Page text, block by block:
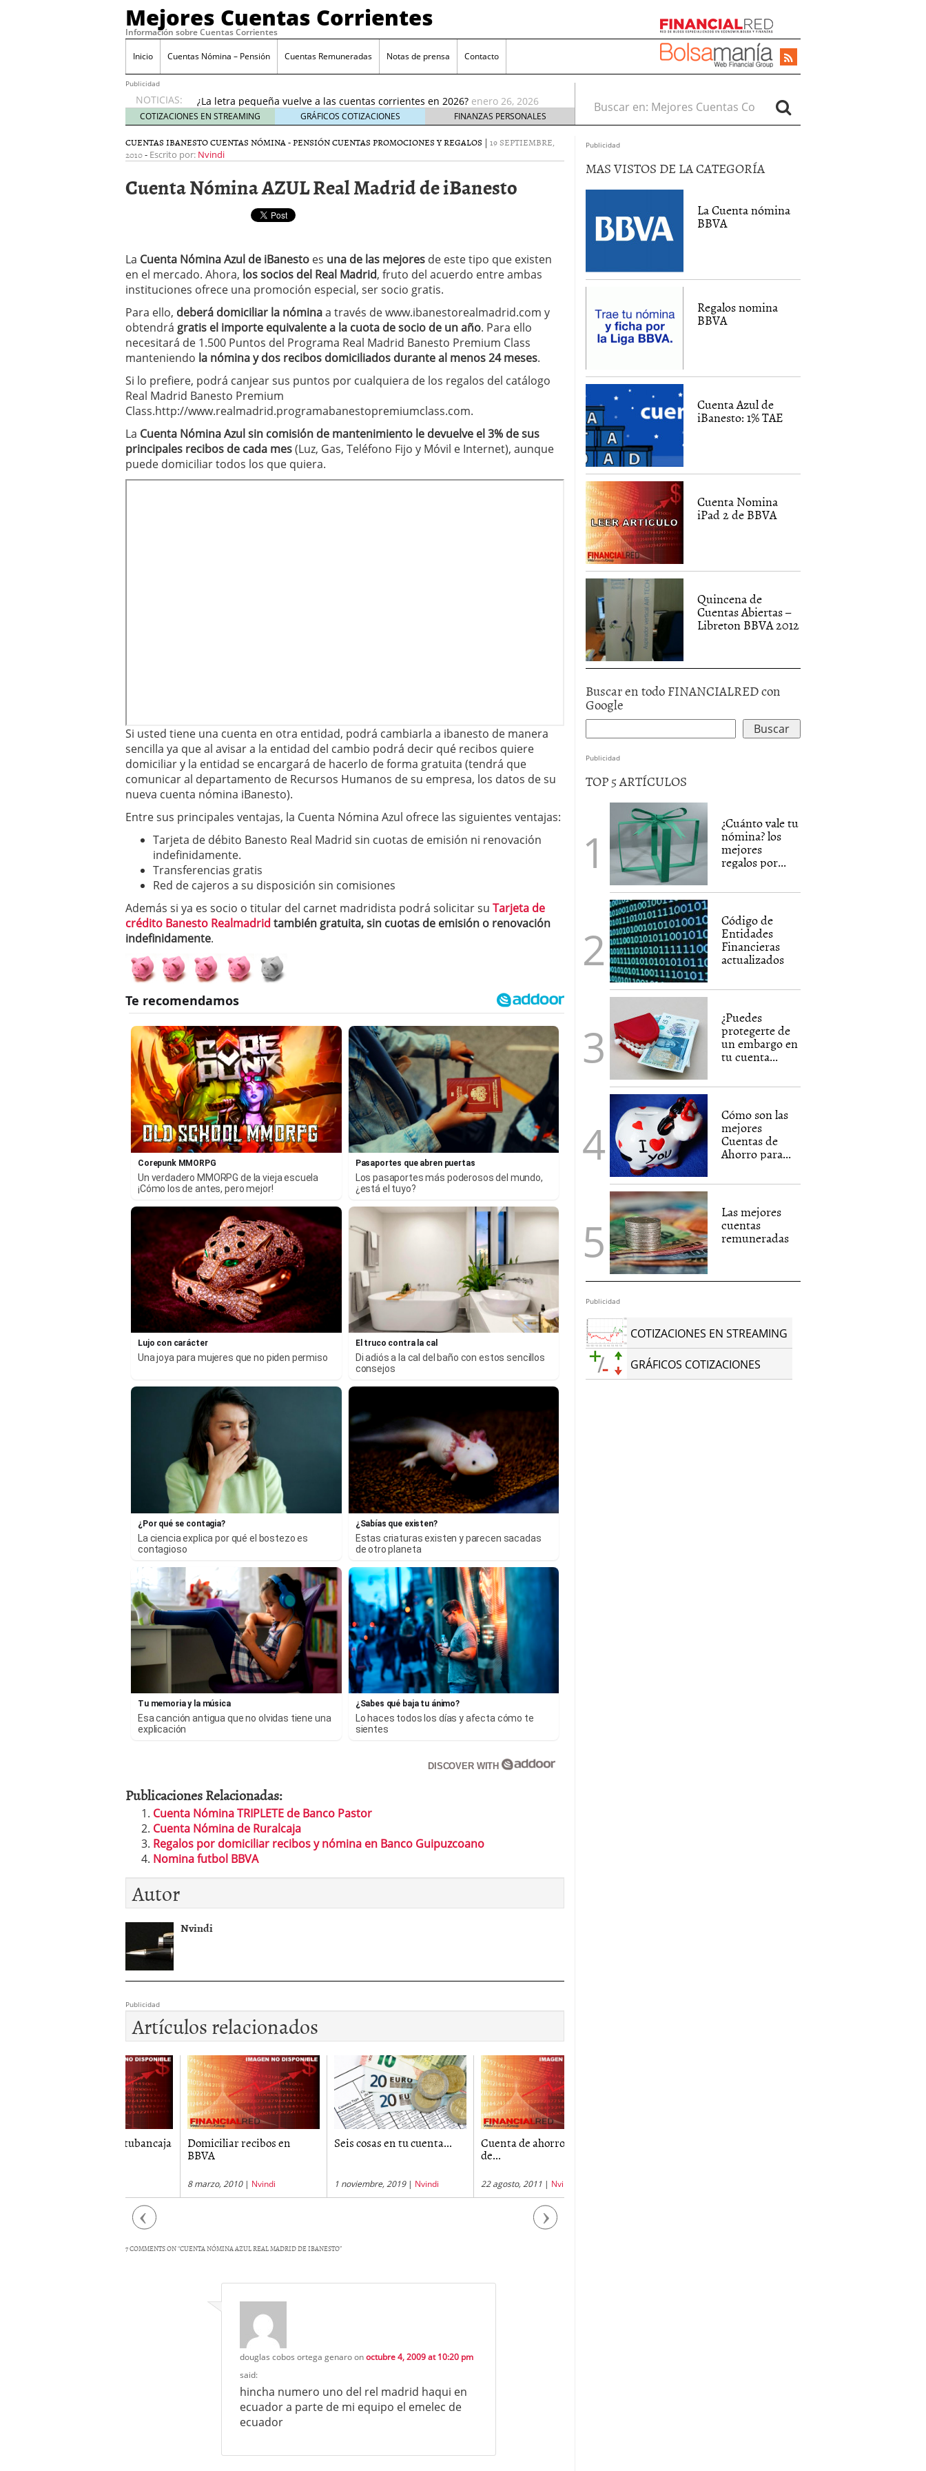
Mejores Cuentas Corrientes
Información sobre Cuentas Corrientes
Inicio Cuentas Nómina – Pensión Cuentas Remuneradas Notas de prensa Contacto
Publicidad
NOTICIAS:
¿La letra pequeña vuelve a las cuentas corrientes en 2026? enero 26, 2026
Checklist para evaluar cuentas corrientes antes de abrir una nueva enero
21, 2026
Cuenta remunerada vs cuenta estándar: ¿cuál elegir? enero 17, 2026
El perfil del usuario que elige cuentas sin comisiones crece entre los
Banco Sabadell anuncia reducción de remuneración en su cuenta online
¿La letra pequeña vuelve a las cuentas corrientes en 2026?
COTIZACIONES EN STREAMING GRÁFICOS COTIZACIONES FINANZAS PERSONALES
Buscar en:
CUENTAS IBANESTOCUENTAS NÓMINA - PENSIÓNCUENTAS PROMOCIONES Y REGALOS | 19 SEPTIEMBRE,
2010- Escrito por: Nvindi
Cuenta Nómina AZUL Real Madrid de iBanesto
La Cuenta Nómina Azul de iBanesto es una de las mejores de este tipo que existen
en el mercado. Ahora, los socios del Real Madrid, fruto del acuerdo entre ambas
instituciones ofrece una promoción especial, ser socio gratis.
Para ello, deberá domiciliar la nóminaa través de www.ibanestorealmadrid.com y
obtendrá gratis el importe equivalente a la cuota de socio de un año. Para ello
necesitará de 1.500 Puntos del Programa Real Madrid Banesto Premium Class
manteniendo la nómina y dos recibos domiciliados durante al menos 24 meses.
Si lo prefiere, podrá canjear sus puntos por cualquiera de los regalos del catálogo
Real Madrid Banesto Premium
Class.http://www.realmadrid.programabanestopremiumclass.com.
La Cuenta Nómina Azul sin comisión de mantenimiento le devuelve el 3% de sus
principales recibos de cada mes(Luz, Gas, Teléfono Fijo y Móvil e Internet), aunque
puede domiciliar todos los que quiera.
Si usted tiene una cuenta en otra entidad, podrá cambiarla a ibanesto de manera
sencilla ya que al avisar a la entidad del cambio podrá decir qué recibos quiere
domiciliar y la entidad se encargará de hacerlo de forma gratuita (tendrá que
comunicar al departamento de Recursos Humanos de su empresa, los datos de su
nueva cuenta nómina iBanesto).
Entre sus principales ventajas, la Cuenta Nómina Azul ofrece las siguientes ventajas:
Tarjeta de débito Banesto Real Madrid sin cuotas de emisión ni renovación
indefinidamente.
Transferencias gratis
Red de cajeros a su disposición sin comisiones
Además si ya es socio o titular del carnet madridista podrá solicitar su Tarjeta de
crédito Banesto Realmadrid también gratuita, sin cuotas de emisión o renovación
indefinidamente.
Corepunk MMORPG
Un verdadero MMORPG de la vieja escuela
¡Cómo los de antes, pero mejor!
Pasaportes que abren puertas
Los pasaportes más poderosos del mundo,
¿está el tuyo?
Lujo con carácter
Una joya para mujeres que no piden permiso
El truco contra la cal
Di adiós a la cal del baño con estos sencillos
consejos
¿Por qué se contagia?
La ciencia explica por qué el bostezo es
contagioso
¿Sabías que existen?
Estas criaturas existen y parecen sacadas
de otro planeta
Tu memoria y la música
Esa canción antigua que no olvidas tiene una
explicación
¿Sabes qué baja tu ánimo?
Lo haces todos los días y afecta cómo te
sientes
DISCOVER WITH
Publicaciones Relacionadas:
Cuenta Nómina TRIPLETE de Banco Pastor
Cuenta Nómina de Ruralcaja
Regalos por domiciliar recibos y nómina en Banco Guipuzcoano
Nomina futbol BBVA
Autor
Nvindi
Publicidad
Artículos relacionados
Previous
Domiciliar recibos en
|Nvindi
Seis cosas en tu cuenta...
1 noviembre, 2019|Nvindi
Cuenta de ahorro directa
22 agosto, 2011|Nvindi
Next
7 COMMENTS ON “CUENTA NÓMINA AZUL REAL MADRID DE IBANESTO”
douglas cobos ortega genaroonoctubre 4, 2009 at 10:20 pm
said:
hincha numero uno del rel madrid haqui en
ecuador a parte de mi equipo el emelec de
ecuador
Publicidad
MAS VISTOS DE LA CATEGORÍA
La Cuenta nómina
BBVA
Regalos nomina
BBVA
Cuenta Azul de
iBanesto: 1% TAE
Cuenta Nomina
iPad 2 de BBVA
Quincena de
Cuentas Abiertas –
Libreton BBVA 2012
Buscar en todo FINANCIALRED con
Google
Publicidad
TOP 5 ARTÍCULOS
¿Cuánto vale tu
nómina? los
mejores
regalos por...
Código de
Entidades
Financieras
actualizados
¿Puedes
protegerte de
un embargo en
tu cuenta...
Cómo son las
mejores
Cuentas de
Ahorro para...
Las mejores
cuentas
remuneradas
Publicidad
COTIZACIONES EN STREAMING
GRÁFICOS COTIZACIONES